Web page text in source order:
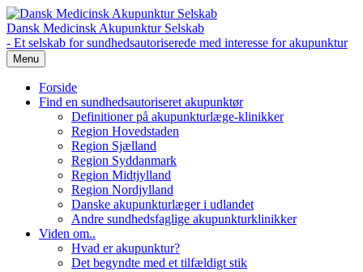
Dansk Medicinsk Akupunktur Selskab
- Et selskab for sundhedsautoriserede med interesse for akupunktur
Menu
Forside
Find en sundhedsautoriseret akupunktør
Definitioner på akupunkturlæge-klinikker
Region Hovedstaden
Region Sjælland
Region Syddanmark
Region Midtjylland
Region Nordjylland
Danske akupunkturlæger i udlandet
Andre sundhedsfaglige akupunkturklinikker
Viden om..
Hvad er akupunktur?
Det begyndte med et tilfældigt stik